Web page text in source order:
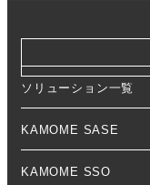
ソリューション一覧
KAMOME SASE
KAMOME SSO